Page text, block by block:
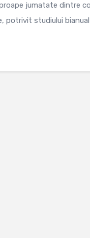
jumatate dintre
potrivit studiului